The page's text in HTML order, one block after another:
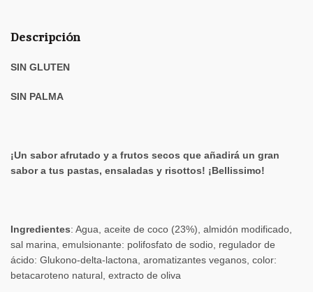
Descripción
SIN GLUTEN
SIN PALMA
¡Un sabor afrutado y a frutos secos que añadirá un gran
sabor a tus pastas, ensaladas y risottos! ¡Bellissimo!
Ingredientes: Agua, aceite de coco (23%), almidón modificado,
sal marina, emulsionante: polifosfato de sodio, regulador de
ácido: Glukono-delta-lactona, aromatizantes veganos, color:
betacaroteno natural, extracto de oliva